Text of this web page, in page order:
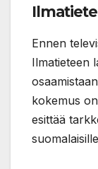
Ennen
Ilmatieteen
kokemus
esittää